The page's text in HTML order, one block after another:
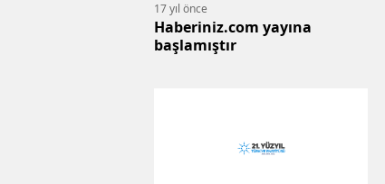
17 yıl önce
Haberiniz.com yayına
başlamıştır